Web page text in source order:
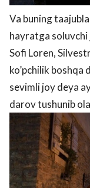
Va buning
hayratga soluvchi
Sofi Loren,
ko’pchilik boshqa
sevimli joy deya
darov tushunib